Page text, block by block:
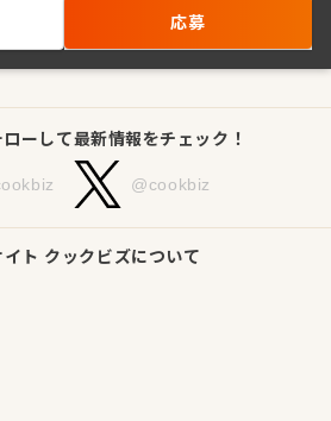
応募
ーして最新情報をチェック！
@cookbiz
ト クックビズについて